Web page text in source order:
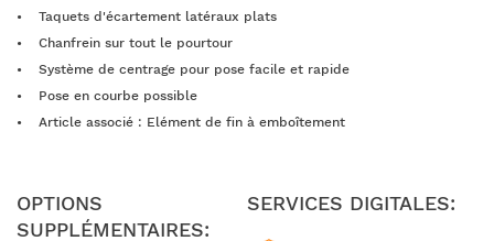
Taquets d'écartement latéraux plats
Chanfrein sur tout le pourtour
Système de centrage pour pose facile et rapide
Pose en courbe possible
Article associé : Elément de fin à emboîtement
OPTIONS
SUPPLÉMENTAIRES:
SERVICES DIGITALES: